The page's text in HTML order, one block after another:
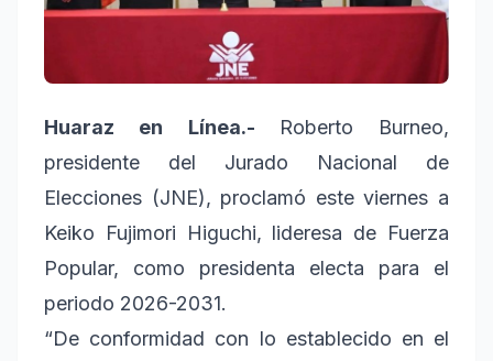
Huaraz en Línea.-
Roberto Burneo,
presidente del Jurado Nacional de
Elecciones (JNE), proclamó este viernes a
Keiko Fujimori Higuchi, lideresa de Fuerza
Popular, como presidenta electa para el
periodo 2026-2031.
“De conformidad con lo establecido en el